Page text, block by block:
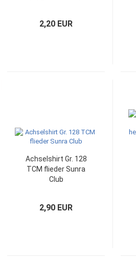
2,20 EUR
Achselshirt Gr. 128
TCM flieder Sunra
Club
2,90 EUR